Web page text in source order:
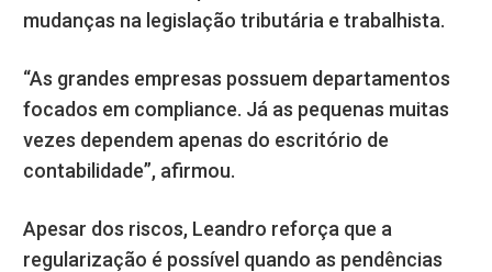
mudanças na legislação tributária e trabalhista.
“As grandes empresas possuem departamentos
focados em compliance. Já as pequenas muitas
vezes dependem apenas do escritório de
contabilidade”, afirmou.
Apesar dos riscos, Leandro reforça que a
regularização é possível quando as pendências